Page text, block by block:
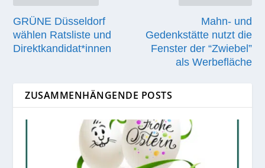
GRÜNE Düsseldorf
wählen Ratsliste und
Direktkandidat*innen
Mahn- und
Gedenkstätte nutzt die
Fenster der “Zwiebel”
als Werbefläche
ZUSAMMENHÄNGENDE POSTS